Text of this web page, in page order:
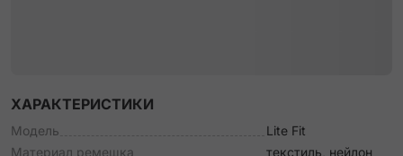
ХАРАКТЕРИСТИКИ
Модель
Lite Fit
Материал ремешка
текстиль, нейлон